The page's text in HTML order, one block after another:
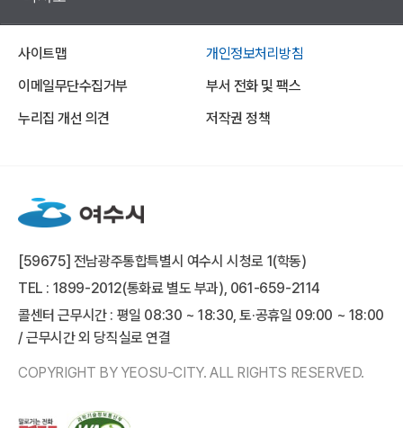
사이트맵
개인정보처리방침
이메일무단수집거부
부서 전화 및 팩스
누리집 개선 의견
저작권 정책
[59675] 전남광주통합특별시 여수시 시청로 1(학동)
TEL : 1899-2012(통화료 별도 부과), 061-659-2114
콜센터 근무시간 : 평일 08:30 ~ 18:30, 토·공휴일 09:00 ~ 18:00
/ 근무시간 외 당직실로 연결
COPYRIGHT BY YEOSU-CITY. ALL RIGHTS RESERVED.